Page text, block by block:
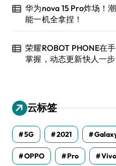
华为nova 15 Pro炸场！
能一机全拿捏！
荣耀ROBOT PHONE在
掌握，动态更新快人一步
云标签
5G 2021
OPPO Pro Vivo